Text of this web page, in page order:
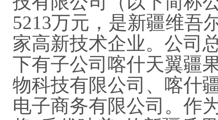
5213万元，是新疆维吾
家高新技术企业。公司
下有子公司喀什天翼疆
物科技有限公司、喀什
电子商务有限公司。作